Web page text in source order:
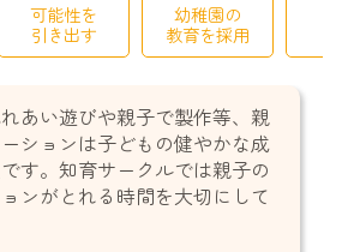
可能性を
引き出す
幼稚園の
教育を採用
あい遊びや親子で製作等、親
ションは子どもの健やかな成
す。知育サークルでは親子の
ンがとれる時間を大切にして